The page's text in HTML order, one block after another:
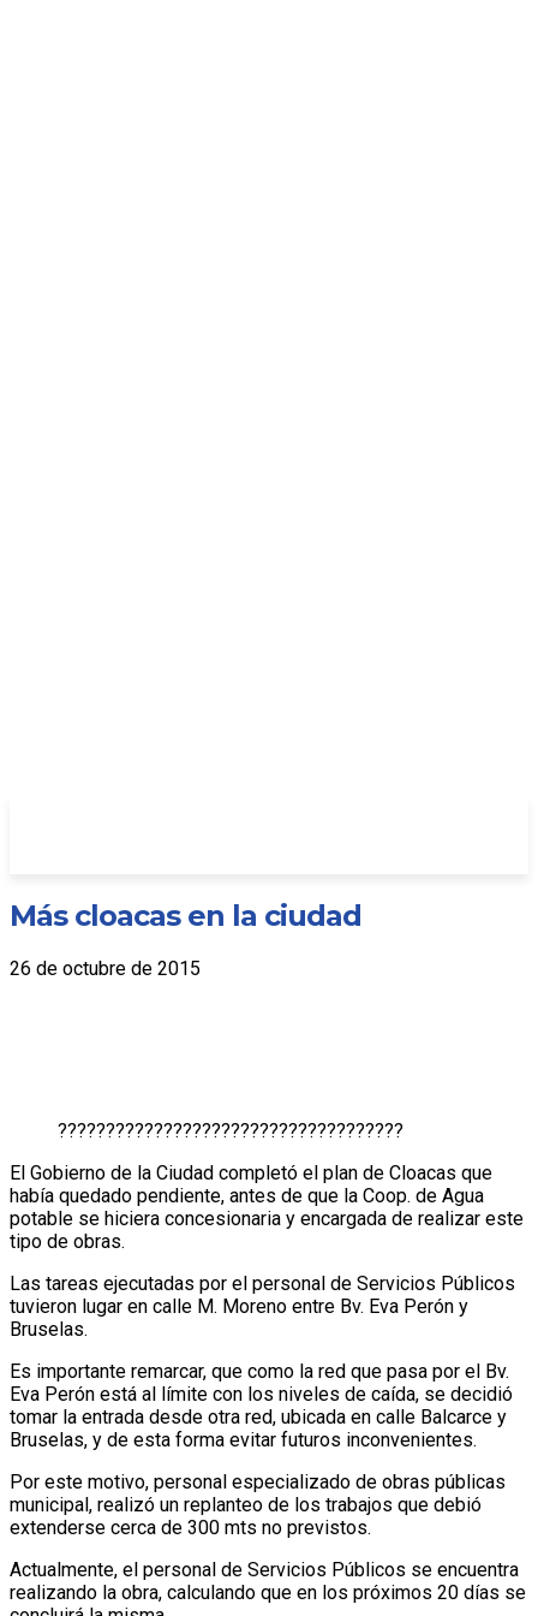
Más cloacas en la ciudad
26 de octubre de 2015
????????????????????????????????????
El Gobierno de la Ciudad completó el plan de Cloacas que
había quedado pendiente, antes de que la Coop. de Agua
potable se hiciera concesionaria y encargada de realizar este
tipo de obras.
Las tareas ejecutadas por el personal de Servicios Públicos
tuvieron lugar en calle M. Moreno entre Bv. Eva Perón y
Bruselas.
Es importante remarcar, que como la red que pasa por el Bv.
Eva Perón está al límite con los niveles de caída, se decidió
tomar la entrada desde otra red, ubicada en calle Balcarce y
Bruselas, y de esta forma evitar futuros inconvenientes.
Por este motivo, personal especializado de obras públicas
municipal, realizó un replanteo de los trabajos que debió
extenderse cerca de 300 mts no previstos.
Actualmente, el personal de Servicios Públicos se encuentra
realizando la obra, calculando que en los próximos 20 días se